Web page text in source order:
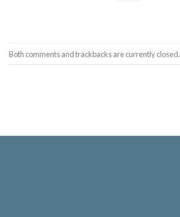
Both comments and trackbacks are currently closed.